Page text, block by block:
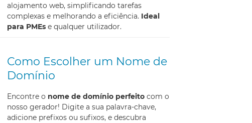
alojamento web, simplificando tarefas
complexas e melhorando a eficiência. Ideal
para PMEs e qualquer utilizador.
Como Escolher um Nome de
Domínio
Encontre o nome de domínio perfeito com o
nosso gerador! Digite a sua palavra-chave,
adicione prefixos ou sufixos, e descubra